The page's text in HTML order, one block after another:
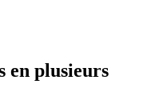
en plusieurs